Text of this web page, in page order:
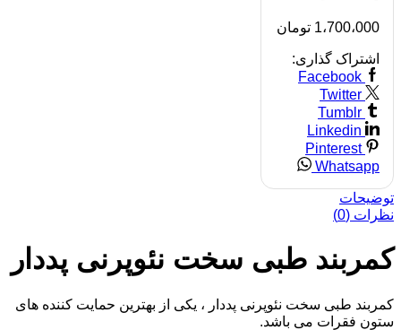
1،700،000 تومان
اشتراک گذاری:
Facebook
Twitter
Tumblr
Linkedin
Pinterest
Whatsapp
توضیحات
نظرات (0)
کمربند طبی سخت نئوپرنی پددار
کمربند طبی سخت نئوپرنی پددار ، یکی از بهترین حمایت کننده های
ستون فقرات می باشد.